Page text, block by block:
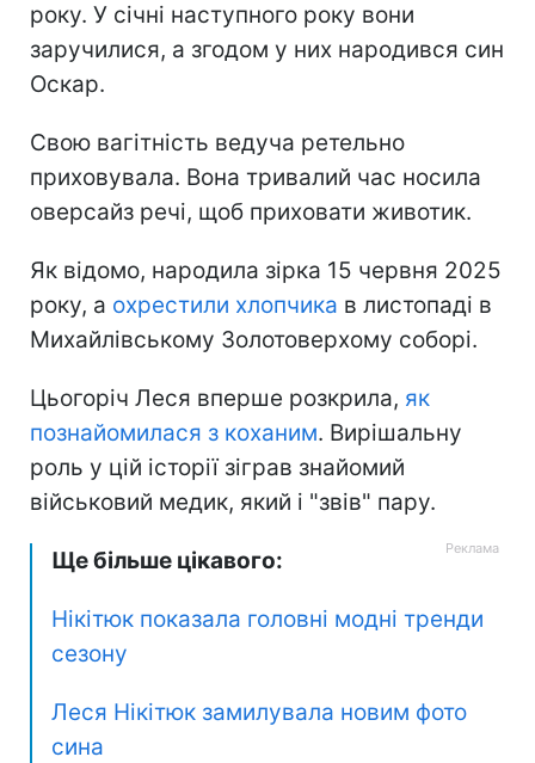
року. У січні наступного року вони
заручилися, а згодом у них народився син
Оскар.
Свою вагітність ведуча ретельно
приховувала. Вона тривалий час носила
оверсайз речі, щоб приховати животик.
Як відомо, народила зірка 15 червня 2025
року, а охрестили хлопчика в листопаді в
Михайлівському Золотоверхому соборі.
Цьогоріч Леся вперше розкрила, як
познайомилася з коханим. Вирішальну
роль у цій історії зіграв знайомий
військовий медик, який і "звів" пару.
Ще більше цікавого:
Нікітюк показала головні модні тренди
сезону
Леся Нікітюк замилувала новим фото
сина